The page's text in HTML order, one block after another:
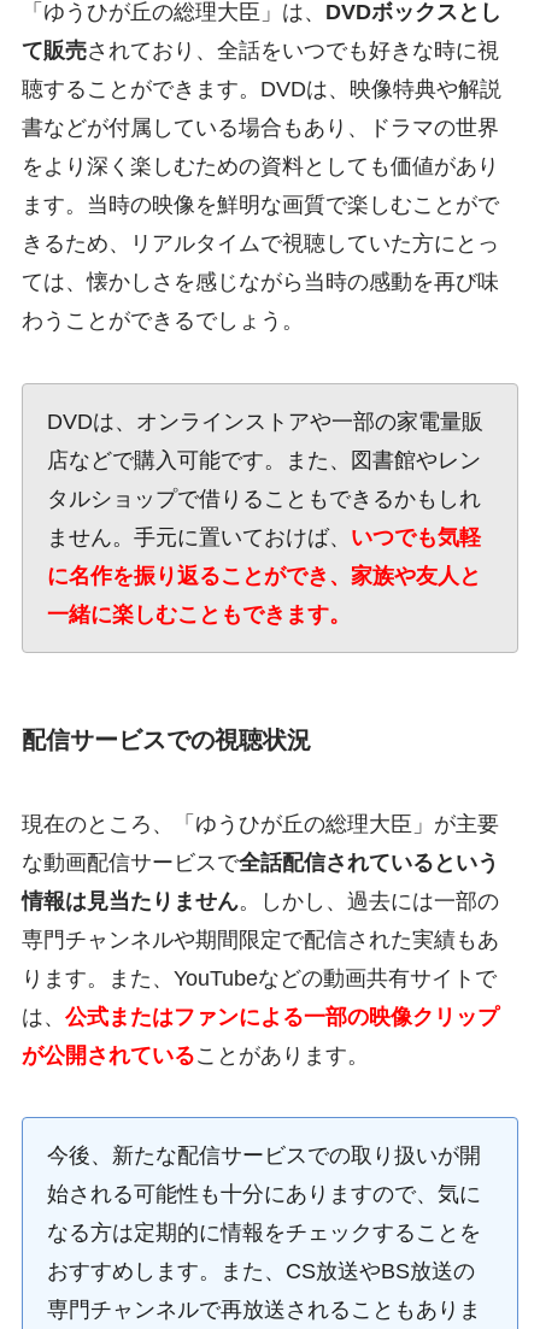
「ゆうひが丘の総理大臣」は、 DVDボックスとし
て販売されており、全話をいつでも好きな時に視
聴することができます。DVDは、映像特典や解説
書などが付属している場合もあり、ドラマの世界
をより深く楽しむための資料としても価値があり
ます。当時の映像を鮮明な画質で楽しむことがで
きるため、リアルタイムで視聴していた方にとっ
ては、懐かしさを感じながら当時の感動を再び味
わうことができるでしょう。
DVDは、オンラインストアや一部の家電量販
店などで購入可能です。また、図書館やレン
タルショップで借りることもできるかもしれ
ません。手元に置いておけば、 いつでも気軽
に名作を振り返ることができ、家族や友人と
一緒に楽しむこともできます。
配信サービスでの視聴状況
現在のところ、「ゆうひが丘の総理大臣」が主要
な動画配信サービスで全話配信されているという
情報は見当たりません。しかし、過去には一部の
専門チャンネルや期間限定で配信された実績もあ
ります。また、YouTubeなどの動画共有サイトで
は、 公式またはファンによる一部の映像クリップ
が公開されていることがあります。
今後、新たな配信サービスでの取り扱いが開
始される可能性も十分にありますので、気に
なる方は定期的に情報をチェックすることを
おすすめします。また、CS放送やBS放送の
専門チャンネルで再放送されることもありま